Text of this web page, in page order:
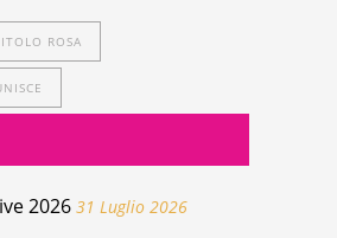
ROSA
2026 31 Luglio 2026